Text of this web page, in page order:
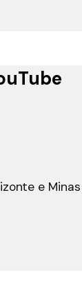
e Minas